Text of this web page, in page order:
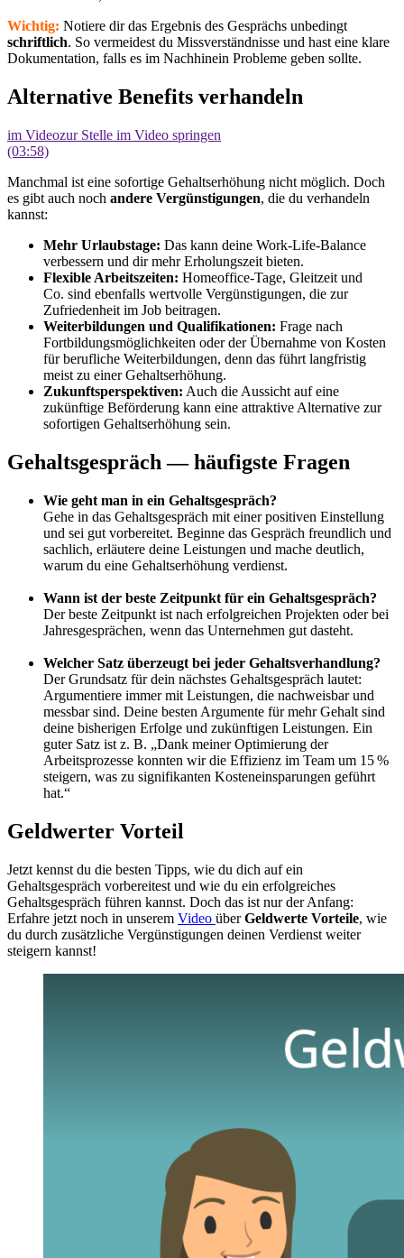
Wichtig: Notiere dir das Ergebnis des Gesprächs unbedingt
schriftlich. So vermeidest du Missverständnisse und hast eine klare
Dokumentation, falls es im Nachhinein Probleme geben sollte.
Alternative Benefits verhandeln
im Videozur Stelle im Video springen
(03:58)
Manchmal ist eine sofortige Gehaltserhöhung nicht möglich. Doch
es gibt auch noch andere Vergünstigungen, die du verhandeln
kannst:
Mehr Urlaubstage: Das kann deine Work-Life-Balance
verbessern und dir mehr Erholungszeit bieten.
Flexible Arbeitszeiten: Homeoffice-Tage, Gleitzeit und
Co. sind ebenfalls wertvolle Vergünstigungen, die zur
Zufriedenheit im Job beitragen.
Weiterbildungen und Qualifikationen: Frage nach
Fortbildungsmöglichkeiten oder der Übernahme von Kosten
für berufliche Weiterbildungen, denn das führt langfristig
meist zu einer Gehaltserhöhung.
Zukunftsperspektiven: Auch die Aussicht auf eine
zukünftige Beförderung kann eine attraktive Alternative zur
sofortigen Gehaltserhöhung sein.
Gehaltsgespräch — häufigste Fragen
Wie geht man in ein Gehaltsgespräch?
Gehe in das Gehaltsgespräch mit einer positiven Einstellung
und sei gut vorbereitet. Beginne das Gespräch freundlich und
sachlich, erläutere deine Leistungen und mache deutlich,
warum du eine Gehaltserhöhung verdienst.
Wann ist der beste Zeitpunkt für ein Gehaltsgespräch?
Der beste Zeitpunkt ist nach erfolgreichen Projekten oder bei
Jahresgesprächen, wenn das Unternehmen gut dasteht.
Welcher Satz überzeugt bei jeder Gehaltsverhandlung?
Der Grundsatz für dein nächstes Gehaltsgespräch lautet:
Argumentiere immer mit Leistungen, die nachweisbar und
messbar sind. Deine besten Argumente für mehr Gehalt sind
deine bisherigen Erfolge und zukünftigen Leistungen. Ein
guter Satz ist z. B. „Dank meiner Optimierung der
Arbeitsprozesse konnten wir die Effizienz im Team um 15 %
steigern, was zu signifikanten Kosteneinsparungen geführt
hat.“
Geldwerter Vorteil
Jetzt kennst du die besten Tipps, wie du dich auf ein
Gehaltsgespräch vorbereitest und wie du ein erfolgreiches
Gehaltsgespräch führen kannst. Doch das ist nur der Anfang:
Erfahre jetzt noch in unserem Video überGeldwerte Vorteile, wie
du durch zusätzliche Vergünstigungen deinen Verdienst weiter
steigern kannst!